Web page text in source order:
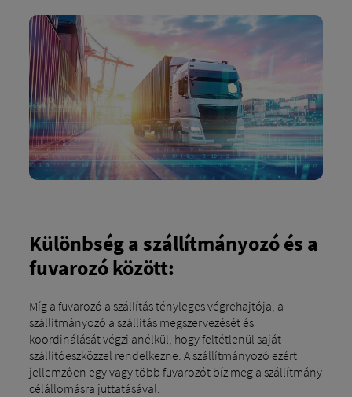
Különbség a szállítmányozó és a
fuvarozó között:
Míg a fuvarozó a szállítás tényleges végrehajtója, a
szállítmányozó a szállítás megszervezését és
koordinálását végzi anélkül, hogy feltétlenül saját
szállítóeszközzel rendelkezne. A szállítmányozó ezért
jellemzően egy vagy több fuvarozót bíz meg a szállítmány
célállomásra juttatásával.